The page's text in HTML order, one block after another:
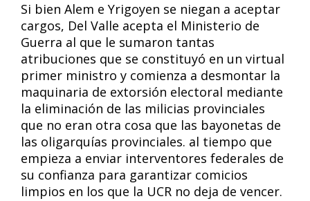
Si bien Alem e Yrigoyen se niegan a aceptar
cargos, Del Valle acepta el Ministerio de
Guerra al que le sumaron tantas
atribuciones que se constituyó en un virtual
primer ministro y comienza a desmontar la
maquinaria de extorsión electoral mediante
la eliminación de las milicias provinciales
que no eran otra cosa que las bayonetas de
las oligarquías provinciales. al tiempo que
empieza a enviar interventores federales de
su confianza para garantizar comicios
limpios en los que la UCR no deja de vencer.